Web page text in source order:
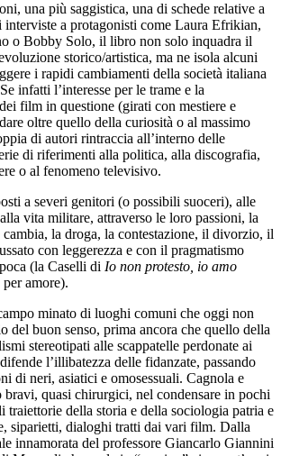
una più saggistica, una di schede relative a
interviste a protagonisti come Laura Efrikian,
o Bobby Solo, il libro non solo inquadra il
storico/artistica, ma ne isola alcuni
i rapidi cambiamenti della società italiana
infatti l’interesse per le trame e la
film in questione (girati con mestiere e
oltre quello della curiosità o al massimo
di autori rintraccia all’interno delle
di riferimenti alla politica, alla discografia,
o al fenomeno televisivo.
a severi genitori (o possibili suoceri), alle
vita militare, attraverso le loro passioni, la
cambia, la droga, la contestazione, il divorzio, il
con leggerezza e con il pragmatismo
(la Caselli di Io non protesto, io amo
amore).
minato di luoghi comuni che oggi non
del buon senso, prima ancora che quello della
stereotipati alle scappatelle perdonate ai
l’illibatezza delle fidanzate, passando
di neri, asiatici e omosessuali. Cagnola e
bravi, quasi chirurgici, nel condensare in pochi
traiettorie della storia e della sociologia patria e
siparietti, dialoghi tratti dai vari film. Dalla
innamorata del professore Giancarlo Giannini